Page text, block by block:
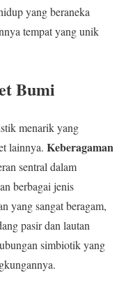
yang beraneka
tempat yang unik
Bumi
menarik yang
lainnya. Keberagaman
sentral dalam
berbagai jenis
yang sangat beragam,
pasir dan lautan
simbiotik yang